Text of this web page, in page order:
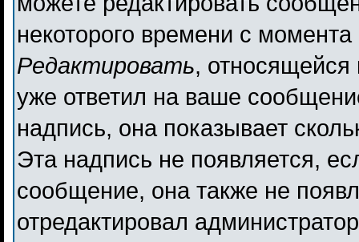
некоторого времени с
Редактировать,
уже ответил на ваше
надпись, она показывает
Эта надпись не появляется,
сообщение, она также не
отредактировал